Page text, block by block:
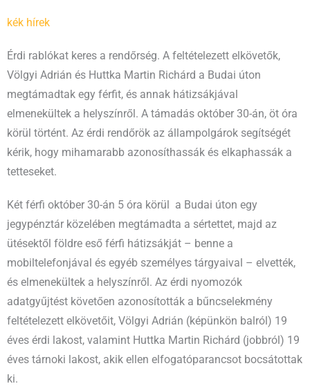
kék hírek
Érdi rablókat keres a rendőrség. A feltételezett elkövetők,
Völgyi Adrián és Huttka Martin Richárd a Budai úton
megtámadtak egy férfit, és annak hátizsákjával
elmenekültek a helyszínről. A támadás október 30-án, öt óra
körül történt. Az érdi rendőrök az állampolgárok segítségét
kérik, hogy mihamarabb azonosíthassák és elkaphassák a
tetteseket.
Két férfi október 30-án 5 óra körül a Budai úton egy
jegypénztár közelében megtámadta a sértettet, majd az
ütésektől földre eső férfi hátizsákját – benne a
mobiltelefonjával és egyéb személyes tárgyaival – elvették,
és elmenekültek a helyszínről. Az érdi nyomozók
adatgyűjtést követően azonosították a bűncselekmény
feltételezett elkövetőit, Völgyi Adrián (képünkön balról) 19
éves érdi lakost, valamint Huttka Martin Richárd (jobbról) 19
éves tárnoki lakost, akik ellen elfogatóparancsot bocsátottak
ki.